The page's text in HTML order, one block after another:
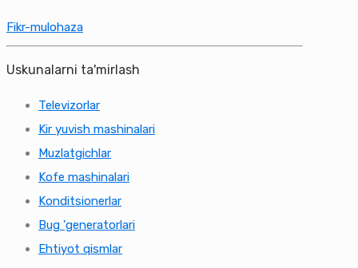
Fikr-mulohaza
Uskunalarni ta'mirlash
Televizorlar
Kir yuvish mashinalari
Muzlatgichlar
Kofe mashinalari
Konditsionerlar
Bug 'generatorlari
Ehtiyot qismlar